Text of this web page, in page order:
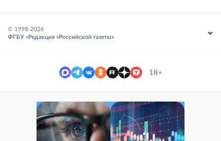
© 1998-2026
ФГБУ «Редакция «Российской газеты»
18+